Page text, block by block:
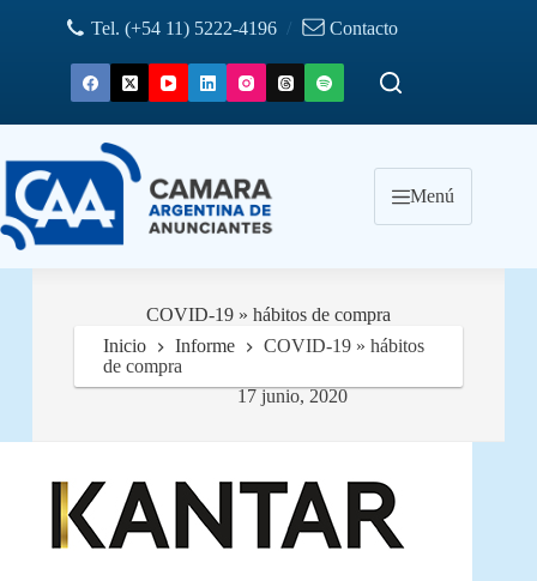
Tel. (+54 11) 5222-4196 / Contacto
Menú
COVID-19 » hábitos de compra
17 junio, 2020
Inicio Informe
COVID-19 » hábitos
de compra